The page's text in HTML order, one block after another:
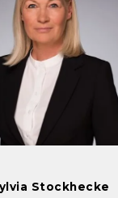
Stockhecke